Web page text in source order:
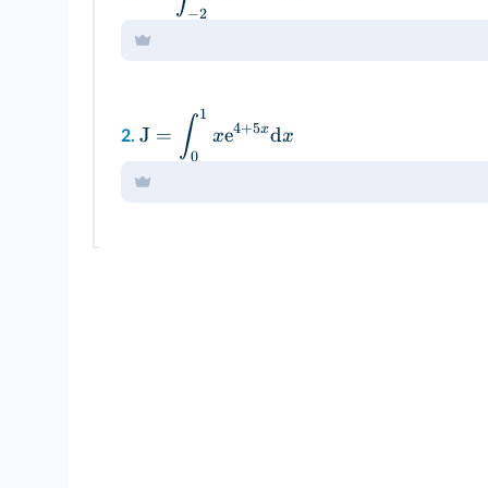
−2
2. J = ∫0
1
xe4+5xdx